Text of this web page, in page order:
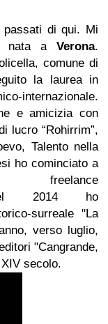
passati di qui. Mi
nata a Verona.
comune di
la laurea in
internazionale.
e amicizia con
lucro “Rohirrim”,
Talento nella
ho cominciato a
freelance
2014 ho
surreale "La
verso luglio,
"Cangrande,
secolo.